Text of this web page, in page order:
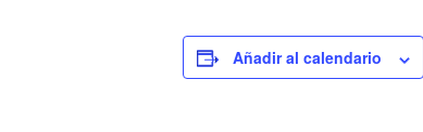
Añadir al calendario